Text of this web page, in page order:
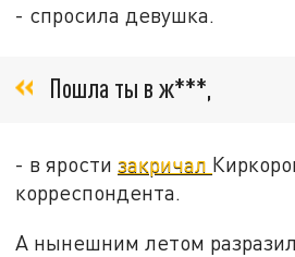
- спросила девушка.
Пошла ты в ж***,
- в яростизакричал
корреспондента.
А нынешним летом